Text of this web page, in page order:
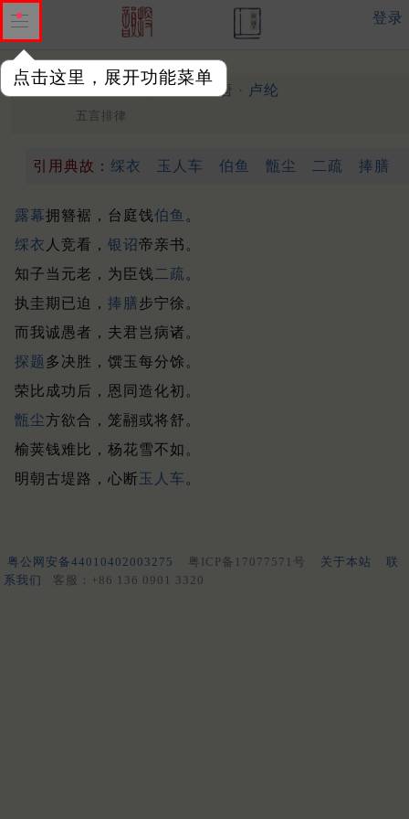
点击这里，展开功能菜单
登录
送浑鍊归觐却赴阙庭 中唐 · 卢纶
五言排律
引用典故： 䌽衣 玉人车 伯鱼 甑尘 二疏 捧膳
露幕拥簪裾，台庭饯伯鱼 。
䌽衣 人竞看， 银诏帝亲书。
知子当元老，为臣饯 二疏 。
执圭期已迫， 捧膳步宁徐。
而我诚愚者，夫君岂病诸。
探题 多决胜，馔玉每分馀。
荣比成功后，恩同造化初。
甑尘方欲合，笼翮或将舒。
榆荚钱难比，杨花雪不如。
明朝古堤路，心断玉人车 。
粤公网安备44010402003275 粤ICP备17077571号 关于本站
联
系我们
客服：+86 136 0901 3320